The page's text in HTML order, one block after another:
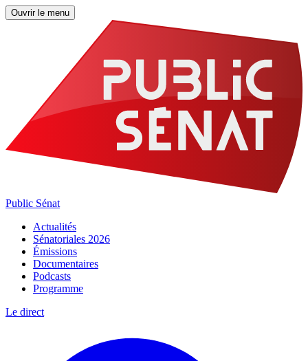
Ouvrir le menu
Public Sénat
Actualités
Sénatoriales 2026
Émissions
Documentaires
Podcasts
Programme
Le direct